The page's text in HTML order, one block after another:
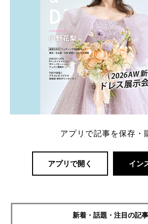
アプリで記事を保存・
アプリで開く イン
新着・話題・注目の記事